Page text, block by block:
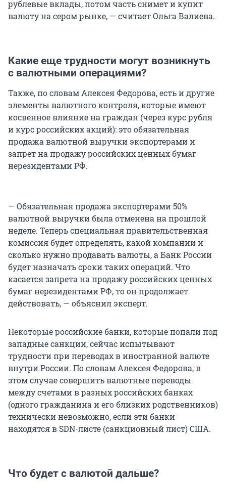
рублевые вклады, потом часть снимет и купит
валюту на сером рынке, — считает Ольга Валиева.
Какие еще трудности могут возникнуть
с валютными операциями?
Также, по словам Алексея Федорова, есть и другие
элементы валютного контроля, которые имеют
косвенное влияние на граждан (через курс рубля
и курс российских акций): это обязательная
продажа валютной выручки экспортерами и
запрет на продажу российских ценных бумаг
нерезидентами РФ.
— Обязательная продажа экспортерами 50%
валютной выручки была отменена на прошлой
неделе. Теперь специальная правительственная
комиссия будет определять, какой компании и
сколько нужно продавать валюты, а Банк России
будет назначать сроки таких операций. Что
касается запрета на продажу российских ценных
бумаг нерезидентами РФ, то он продолжает
действовать, — объяснил эксперт.
Некоторые российские банки, которые попали под
западные санкции, сейчас испытывают
трудности при переводах в иностранной валюте
внутри России. По словам Алексея Федорова, в
этом случае совершить валютные переводы
между счетами в разных российских банках
(одного гражданина и его близких родственников)
технически невозможно, если эти банки
находятся в SDN-листе (санкционный лист) США.
Что будет с валютой дальше?